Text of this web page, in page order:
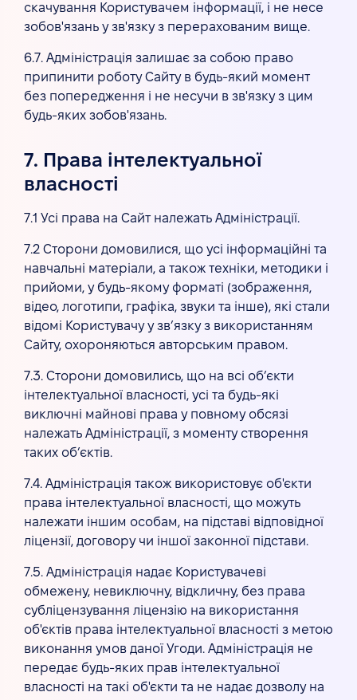
скачування Користувачем інформації, і не несе
зобов'язань у зв'язку з перерахованим вище.
6.7. Адміністрація залишає за собою право
припинити роботу Сайту в будь-який момент
без попередження і не несучи в зв'язку з цим
будь-яких зобов'язань.
7. Права інтелектуальної
власності
7.1 Усі права на Сайт належать Адміністрації.
7.2 Сторони домовилися, що усі інформаційні та
навчальні матеріали, а також техніки, методики і
прийоми, у будь-якому форматі (зображення,
відео, логотипи, графіка, звуки та інше), які стали
відомі Користувачу у зв’язку з використанням
Сайту, охороняються авторським правом.
7.3. Сторони домовились, що на всі об’єкти
інтелектуальної власності, усі та будь-які
виключні майнові права у повному обсязі
належать Адміністрації, з моменту створення
таких об’єктів.
7.4. Адміністрація також використовує об'єкти
права інтелектуальної власності, що можуть
належати іншим особам, на підставі відповідної
ліцензії, договору чи іншої законної підстави.
7.5. Адміністрація надає Користувачеві
обмежену, невиключну, відкличну, без права
субліцензування ліцензію на використання
об'єктів права інтелектуальної власності з метою
виконання умов даної Угоди. Адміністрація не
передає будь-яких прав інтелектуальної
власності на такі об'єкти та не надає дозволу на